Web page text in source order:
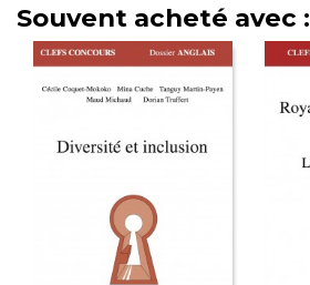
Souvent acheté avec :